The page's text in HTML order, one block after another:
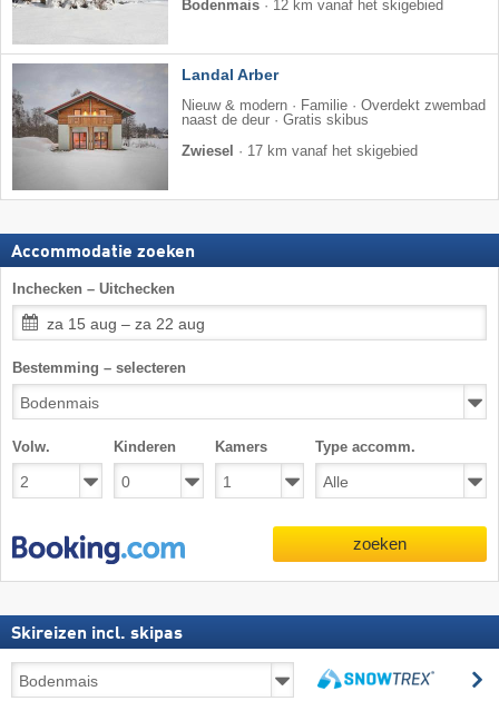
Bodenmais · 12 km vanaf het skigebied
Landal Arber
Nieuw & modern · Familie · Overdekt zwembad
naast de deur · Gratis skibus
Zwiesel
· 17 km vanaf het skigebied
Accommodatie zoeken
Inchecken – Uitchecken
za 15 aug – za 22 aug
Bestemming – selecteren
Volw. Kinderen Kamers Type accomm.
zoeken
Skireizen incl. skipas
incl.